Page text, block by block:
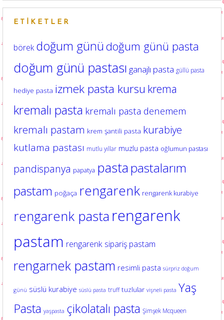
ETIKETLER
börek doğum günüdoğum günü pasta
doğum günü pastası ganajlı pasta güllü pasta
hediye pasta izmek pasta kursu krema
kremalı pasta kremalı pasta denemem
kremalı pastam krem şantili pasta kurabiye
kutlama pastası mutlu yıllar muzlu pasta oğlumun pastası
pandispanya papatya pasta pastalarım
pastam poğaça rengarenk rengarenk kurabiye
rengarenk pasta rengarenk
pastam rengarenk sipariş pastam
rengarnek pastam resimli pasta sürpriz doğum
günü süslü kurabiye süslü pasta truff tuzlular vişneli pasta Yaş
Pasta yaşpasta çikolatalı pasta Şimşek Mcqueen